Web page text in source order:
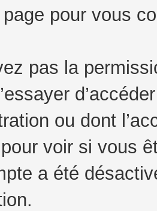
page pour vous
pas la
ou dont
voir si vous
a été